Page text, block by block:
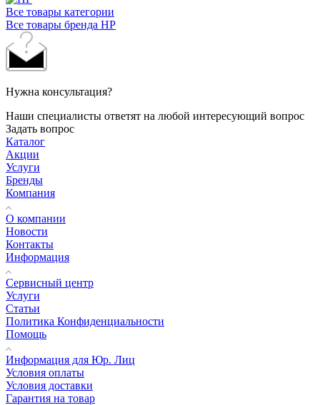
Все товары категории
Все товары бренда HP
Нужна консультация?
Наши специалисты ответят на любой интересующий вопрос
Задать вопрос
Каталог
Акции
Услуги
Бренды
Компания
О компании
Новости
Контакты
Информация
Сервисный центр
Услуги
Статьи
Политика Конфиденциальности
Помощь
Информация для Юр. Лиц
Условия оплаты
Условия доставки
Гарантия на товар